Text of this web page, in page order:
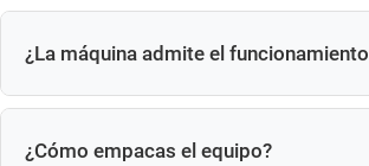
Sí. El funcionamiento totalmente
¿La máquina admite el
Sí, hay disponibles modelos simples,
¿Cómo empacas el equipo?